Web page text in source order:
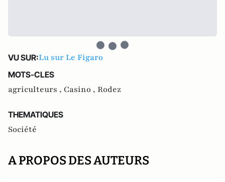
VU SUR:Lu sur Le Figaro
MOTS-CLES
agriculteurs , Casino , Rodez
THEMATIQUES
Société
A PROPOS DES AUTEURS